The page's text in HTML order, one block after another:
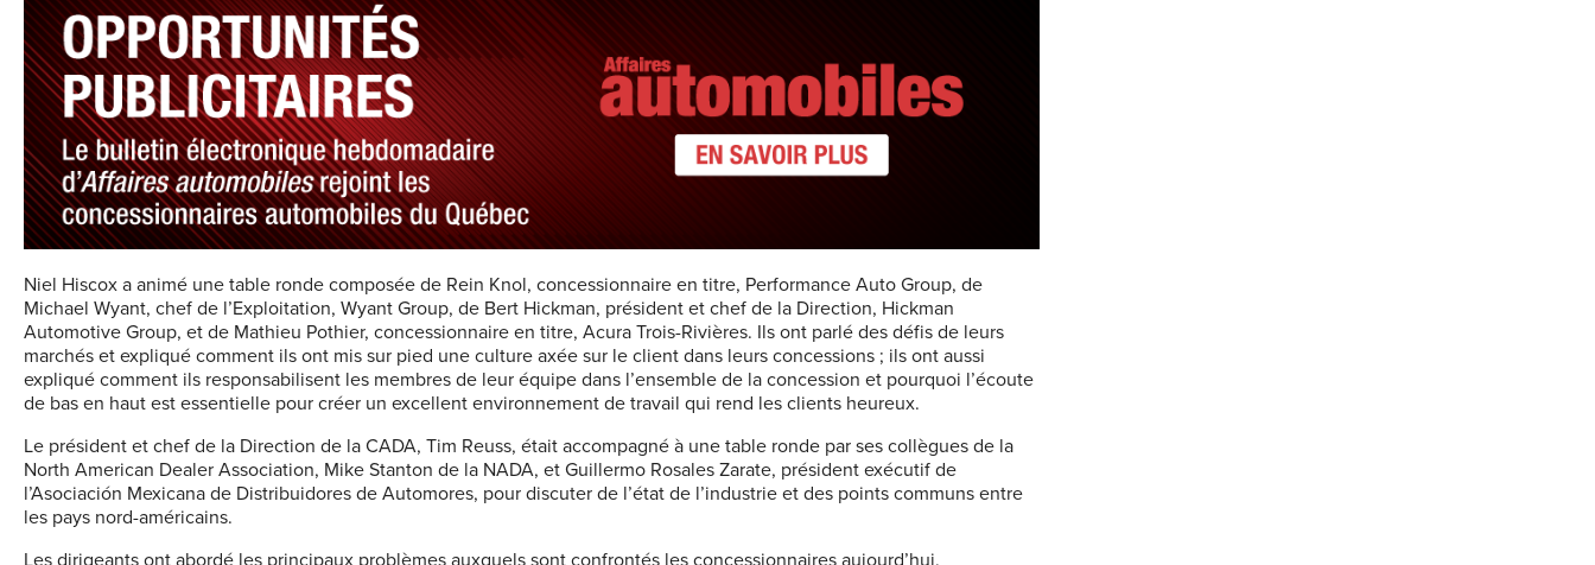
Niel Hiscox a animé une table ronde composée de Rein Knol, concessionnaire en titre, Performance Auto Group, de
Michael Wyant, chef de l’Exploitation, Wyant Group, de Bert Hickman, président et chef de la Direction, Hickman
Automotive Group, et de Mathieu Pothier, concessionnaire en titre, Acura Trois-Rivières. Ils ont parlé des défis de leurs
marchés et expliqué comment ils ont mis sur pied une culture axée sur le client dans leurs concessions ; ils ont aussi
expliqué comment ils responsabilisent les membres de leur équipe dans l’ensemble de la concession et pourquoi l’écoute
de bas en haut est essentielle pour créer un excellent environnement de travail qui rend les clients heureux.
Le président et chef de la Direction de la CADA, Tim Reuss, était accompagné à une table ronde par ses collègues de la
North American Dealer Association, Mike Stanton de la NADA, et Guillermo Rosales Zarate, président exécutif de
l’Asociación Mexicana de Distribuidores de Automores, pour discuter de l’état de l’industrie et des points communs entre
les pays nord-américains.